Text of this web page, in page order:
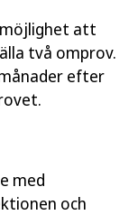
möjlighet att
två omprov.
efter
med
och